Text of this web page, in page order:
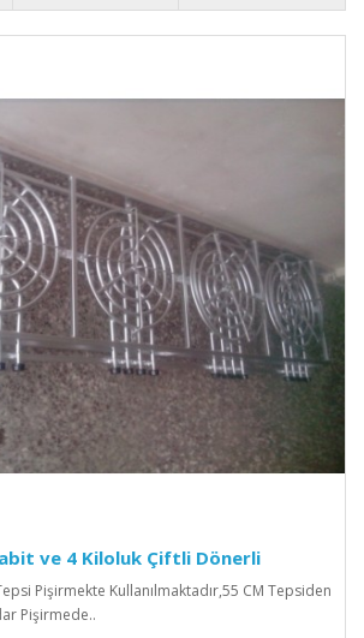
ve 4 Kiloluk Çiftli Dönerli
Pişirmekte Kullanılmaktadır,55 CM Tepsiden
Pişirmede..